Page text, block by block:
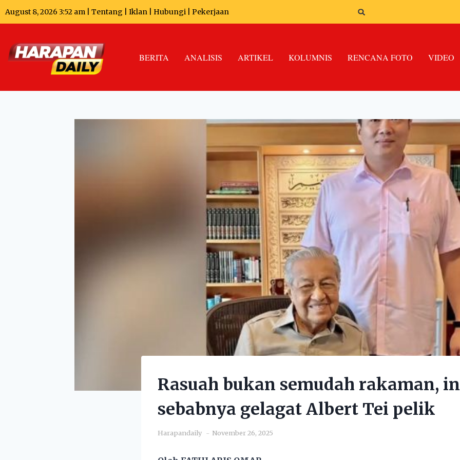
August 8, 2026 3:52 am | Tentang Iklan Hubungi Pekerjaan
BERITA ANALISIS ARTIKEL KOLUMNIS RENCANA FOTO VIDEO
Rasuah bukan semudah rakaman,
sebabnya gelagat Albert Tei pelik
Harapandaily November 26, 2025